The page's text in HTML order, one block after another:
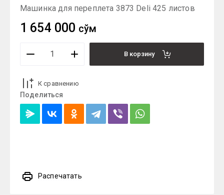
Машинка для переплета 3873 Deli 425 листов
1 654 000 сўм
В корзину
К сравнению
Поделиться
Распечатать